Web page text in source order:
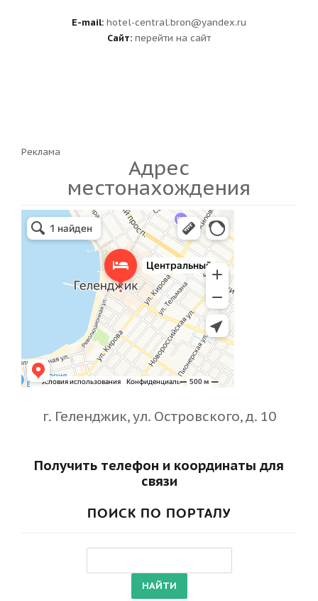
E-mail: hotel-central.bron@yandex.ru
Сайт: перейти на сайт
Реклама
Адрес
местонахождения
г. Геленджик, ул. Островского, д. 10
Получить телефон и координаты для
связи
ПОИСК ПО ПОРТАЛУ